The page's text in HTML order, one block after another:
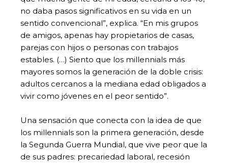
no daba pasos significativos en su vida en un
sentido convencional”, explica. “En mis grupos
de amigos, apenas hay propietarios de casas,
parejas con hijos o personas con trabajos
estables. (…) Siento que los millennials más
mayores somos la generación de la doble crisis:
adultos cercanos a la mediana edad obligados a
vivir como jóvenes en el peor sentido”.
Una sensación que conecta con la idea de que
los millennials son la primera generación, desde
la Segunda Guerra Mundial, que vive peor que la
de sus padres: precariedad laboral, recesión